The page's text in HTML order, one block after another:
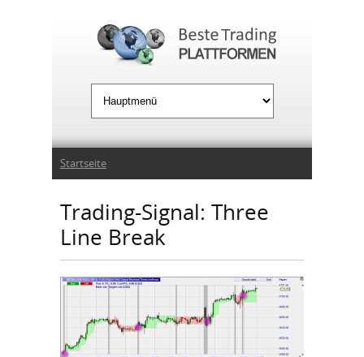
Sie sind hier
Startseite
Trading-Signal: Three
Line Break